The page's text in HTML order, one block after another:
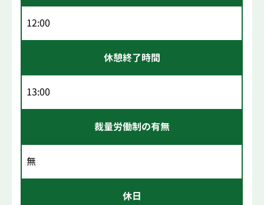
12:00
休憩終了時間
13:00
裁量労働制の有無
無
休日